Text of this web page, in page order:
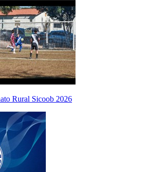
Rural Sicoob 2026